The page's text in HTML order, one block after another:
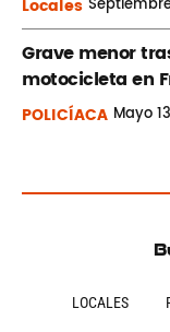
Locales
Grave menor
motocicleta en
POLICÍACA Mayo
LOCALES